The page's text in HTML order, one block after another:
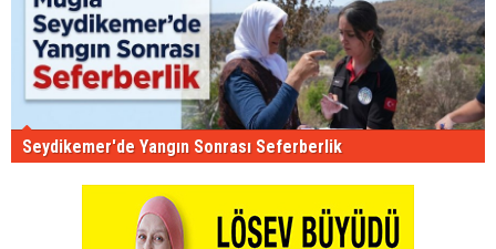
Seydikemer'de Yangın Sonrası Seferberlik